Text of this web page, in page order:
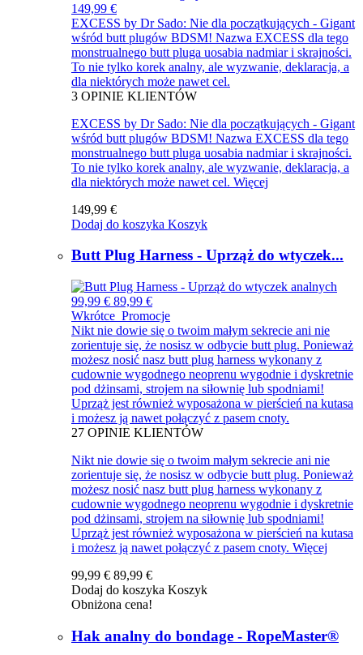
149,99 €
EXCESS by Dr Sado: Nie dla początkujących - Gigant
wśród butt plugów BDSM! Nazwa EXCESS dla tego
monstrualnego butt pluga uosabia nadmiar i skrajności.
To nie tylko korek analny, ale wyzwanie, deklaracja, a
dla niektórych może nawet cel.
3 OPINIE KLIENTÓW
EXCESS by Dr Sado: Nie dla początkujących - Gigant
wśród butt plugów BDSM! Nazwa EXCESS dla tego
monstrualnego butt pluga uosabia nadmiar i skrajności.
To nie tylko korek analny, ale wyzwanie, deklaracja, a
dla niektórych może nawet cel. Więcej
149,99 €
Dodaj do koszyka Koszyk
Butt Plug Harness - Uprząż do wtyczek...
99,99 € 89,99 €
Wkrótce Promocje
Nikt nie dowie się o twoim małym sekrecie ani nie
zorientuje się, że nosisz w odbycie butt plug. Ponieważ
możesz nosić nasz butt plug harness wykonany z
cudownie wygodnego neoprenu wygodnie i dyskretnie
pod dżinsami, strojem na siłownię lub spodniami!
Uprząż jest również wyposażona w pierścień na kutasa
i możesz ją nawet połączyć z pasem cnoty.
27 OPINIE KLIENTÓW
Nikt nie dowie się o twoim małym sekrecie ani nie
zorientuje się, że nosisz w odbycie butt plug. Ponieważ
możesz nosić nasz butt plug harness wykonany z
cudownie wygodnego neoprenu wygodnie i dyskretnie
pod dżinsami, strojem na siłownię lub spodniami!
Uprząż jest również wyposażona w pierścień na kutasa
i możesz ją nawet połączyć z pasem cnoty. Więcej
99,99 € 89,99 €
Dodaj do koszyka Koszyk
Obniżona cena!
Hak analny do bondage - RopeMaster®